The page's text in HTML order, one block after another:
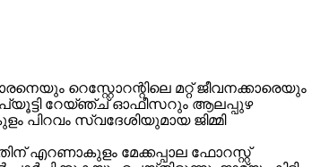
റെസ്റ്റോറന്റിലെ മറ്റ് ജീവനക്കാരെയും
റേയ്ഞ്ച് ഓഫീസറും ആലപ്പുഴ
പിറവം സ്വദേശിയുമായ ജിമ്മി
എറണാകുളം മേക്കപ്പാല ഫോറസ്റ്റ്